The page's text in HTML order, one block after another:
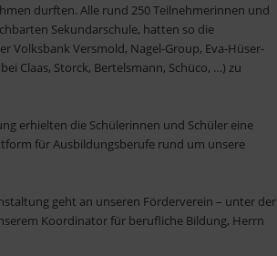
durften. Alle rund 250 Teilnehmerinnen und
Sekundarschule, hatten so die
Volksbank Versmold, Nagel-Group, Eva-Hüser-
Claas, Storck, Bertelsmann, Schüco, …) zu
erhielten die Schülerinnen und Schüler eine
für Ausbildungsberufe rund um unsere
geht an unseren Förderverein – unter der
Koordinator für berufliche Bildung, Herrn